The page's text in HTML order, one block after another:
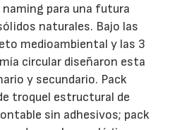
naming para una futura
naturales. Bajo las
medioambiental y las 3
circular diseñaron esta
y secundario. Pack
troquel estructural de
sin adhesivos; pack